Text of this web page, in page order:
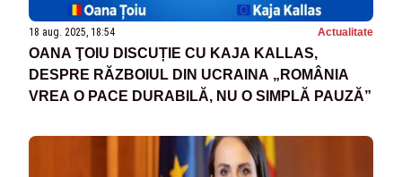
18 aug. 2025, 18:54 Actualitate
OANA ŢOIU DISCUȚIE CU KAJA KALLAS,
DESPRE RĂZBOIUL DIN UCRAINA „ROMÂNIA
VREA O PACE DURABILĂ, NU O SIMPLĂ PAUZĂ”